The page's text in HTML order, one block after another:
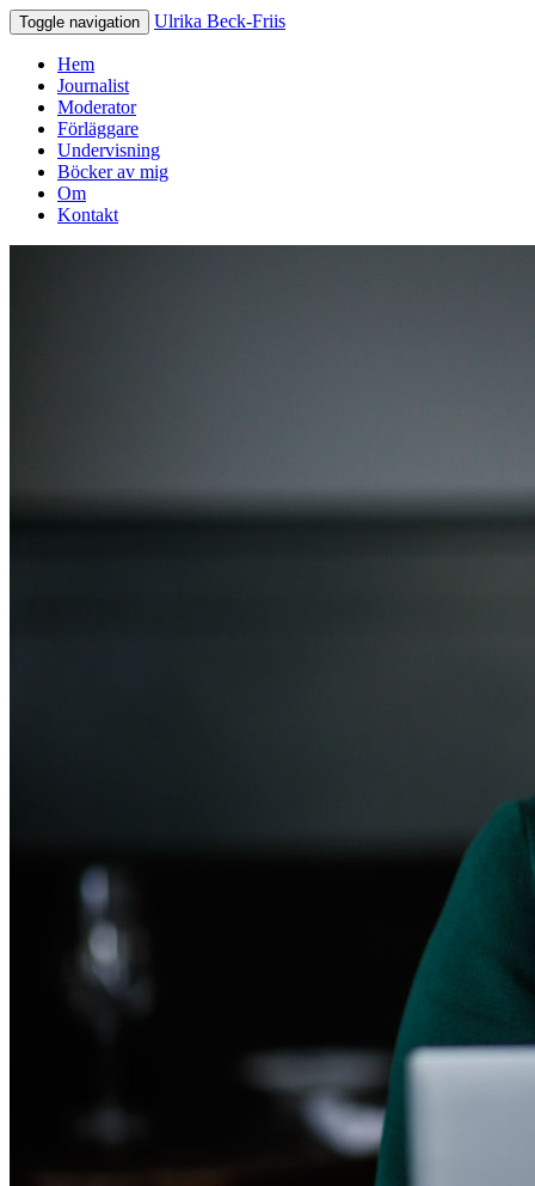
Toggle navigation Ulrika Beck-Friis
Hem
Journalist
Moderator
Förläggare
Undervisning
Böcker av mig
Om
Kontakt